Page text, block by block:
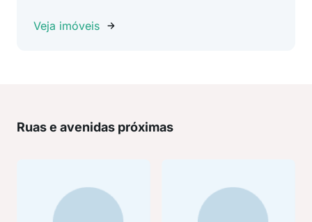
Veja imóveis
Ruas e avenidas próximas